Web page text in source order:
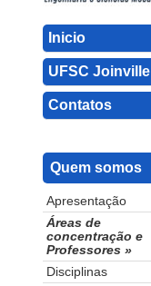
Inicio
UFSC Joinville
Contatos
Quem somos
Apresentação
Áreas de
concentração e
Professores »
Disciplinas